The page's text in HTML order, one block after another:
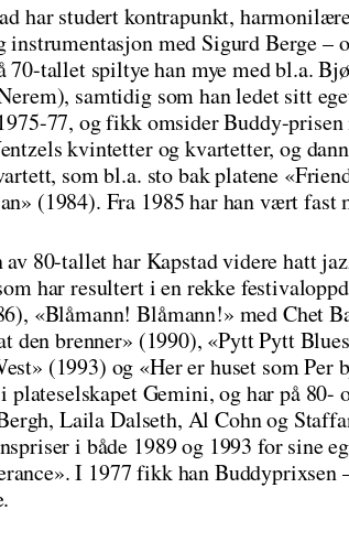
har studert kontrapunkt,
instrumentasjon med Sigurd Berge –
70-tallet spiltye han mye med bl.a.
samtidig som han ledet sitt
77, og fikk omsider Buddy-
kvintetter og kvartetter, og
som bl.a. sto bak platene
(1984). Fra 1985 har han vært fast
80-tallet har Kapstad videre hatt
har resultert i en rekke
«Blåmann! Blåmann!» med Chet
den brenner» (1990), «Pytt Pytt
(1993) og «Her er huset som Per
plateselskapet Gemini, og har på
Laila Dalseth, Al Cohn og
i både 1989 og 1993 for sine
I 1977 fikk han Buddyprixsen